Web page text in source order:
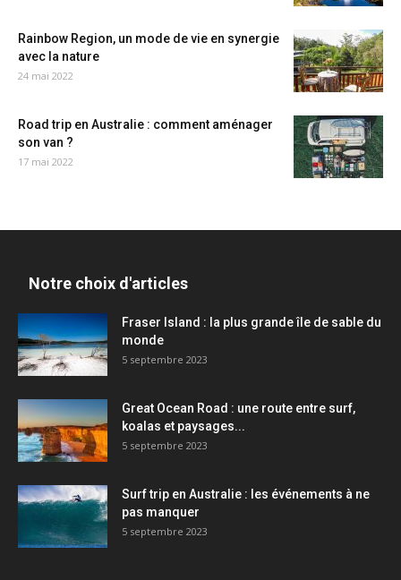
Rainbow Region, un mode de vie en synergie
avec la nature
24 mai 2022
Road trip en Australie : comment aménager
son van ?
17 mai 2022
Notre choix d'articles
Fraser Island : la plus grande île de sable du
monde
5 septembre 2023
Great Ocean Road : une route entre surf,
koalas et paysages...
5 septembre 2023
Surf trip en Australie : les événements à ne
pas manquer
5 septembre 2023